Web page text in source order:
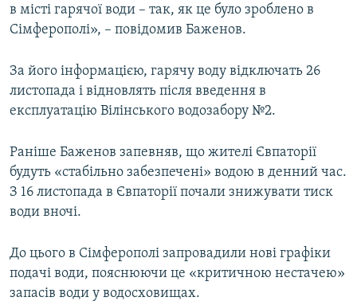
в місті гарячої води – так, як це було зроблено в
Сімферополі», – повідомив Баженов.
За його інформацією, гарячу воду відключать 26
листопада і відновлять після введення в
експлуатацію Вілінського водозабору №2.
Раніше Баженов запевняв, що жителі Євпаторії
будуть «стабільно забезпечені» водою в денний час.
З 16 листопада в Євпаторії почали знижувати тиск
води вночі.
До цього в Сімферополі запровадили нові графіки
подачі води, пояснюючи це «критичною нестачею»
запасів води у водосховищах.